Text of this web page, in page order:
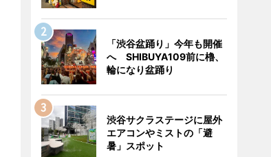
「渋谷盆踊り」今年も開催
へ SHIBUYA109前に櫓、
輪になり盆踊り
渋谷サクラステージに屋外
エアコンやミストの「避
暑」スポット